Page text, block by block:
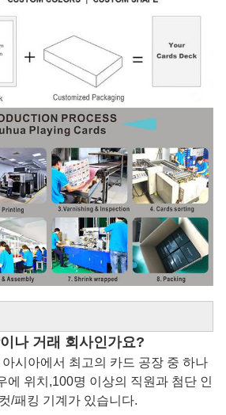
나 거래 회사인가요?
시아에서 최고의 카드 공장 중 하나
에 위치,100명 이상의 직원과 첨단 인
/패킹 기계가 있습니다.